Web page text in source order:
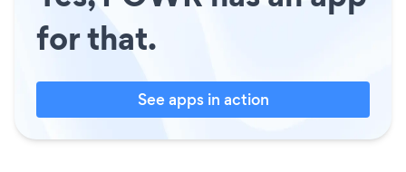
for that.
See apps in action